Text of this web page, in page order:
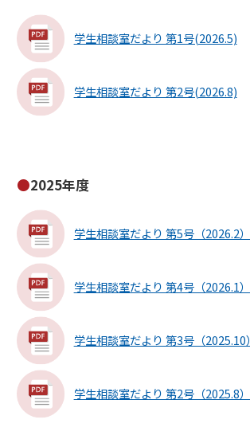
学生相談室だより 第1号(2026.5)
学生相談室だより 第2号(2026.8)
2025年度
学生相談室だより 第5号（2026.2）
学生相談室だより 第4号（2026.1）
学生相談室だより 第3号（2025.10）
学生相談室だより 第2号（2025.8）